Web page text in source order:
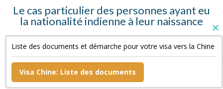
Le cas particulier des personnes ayant eu
la nationalité indienne à leur naissance
Ces personnes doivent fournir des copies de leur « Surrender
Certificate » et de leur passeport indien annulé ainsi qu'une
déclaration sur l'honneur.
Liste des documents et démarche pour votre visa vers la Chine
Visa Chine: Liste des documents